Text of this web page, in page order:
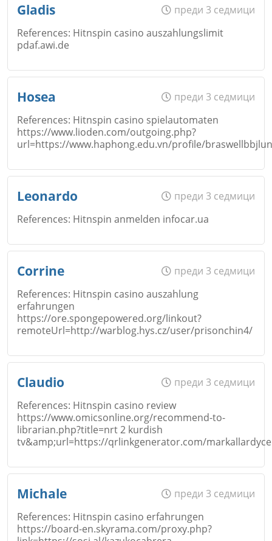
Коментар
Откажи
Email
Коментар*
Откажи
Gladis
преди 3 седмици
References: Hitnspin casino auszahlungslimit
pdaf.awi.de
Email
Коментар*
Откажи
Hosea
преди 3 седмици
References: Hitnspin casino spielautomaten
https://www.lioden.com/outgoing.php?
url=https://www.haphong.edu.vn/profile/
Email
Коментар*
Leonardo
преди 3 седмици
References: Hitnspin anmelden infocar.ua
Email
Откажи
Corrine
преди 3 седмици
References: Hitnspin casino auszahlung
erfahrungen
https://ore.spongepowered.org/linkout?
remoteUrl=http://warblog.hys.cz/user/prisonchin4/
Email
Claudio
преди 3 седмици
References: Hitnspin casino review
https://www.omicsonline.org/recommend-to-
librarian.php?title=nrt 2 kurdish
tv&amp;url=https://qrlinkgenerator.com/markallardyce
Michale
преди 3 седмици
References: Hitnspin casino erfahrungen
https://board-en.skyrama.com/proxy.php?